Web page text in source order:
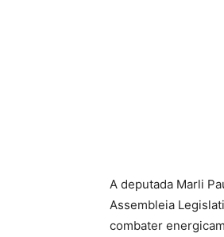
A deputada Marli
Assembleia
combater